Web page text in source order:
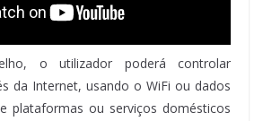
o utilizador poderá controlar
da Internet, usando o WiFi ou dados
plataformas ou serviços domésticos